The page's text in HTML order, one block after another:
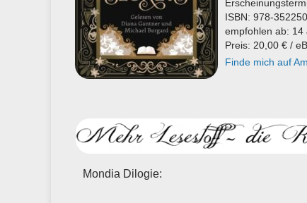
ISBN: 978-
empfohlen ab: 14
Preis: 20,00 € /
Finde mich auf
Mondia Dilogie: